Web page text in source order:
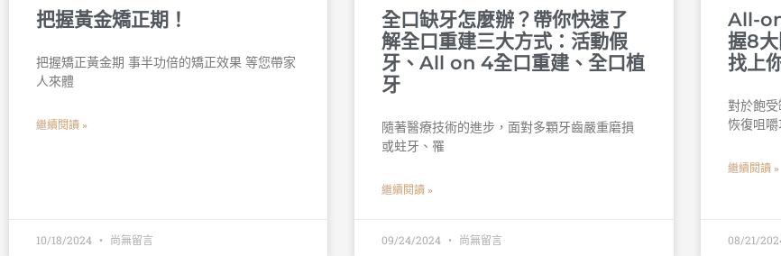
把握黃金矯正期！
把握矯正黃金期 事半功倍的矯正效果 等您帶家
人來體
繼續閱讀 »
10/18/2024 尚無留言
全口缺牙怎麼辦？帶你快速了
解全口重建三大方式：活動假
牙、All on 4全口重建、全口植
牙
隨著醫療技術的進步，面對多顆牙齒嚴重磨損
或蛀牙、罹
繼續閱讀 »
09/24/2024 尚無留言
All-
握8
找上
對於飽
恢復咀嚼
繼續閱讀 »
08/21/